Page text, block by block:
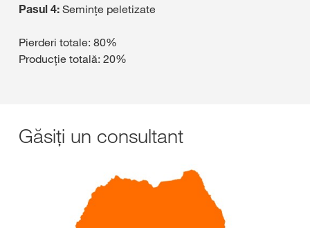
Pasul 4: Semințe peletizate
Pierderi totale: 80%
Producție totală: 20%
Găsiți un consultant